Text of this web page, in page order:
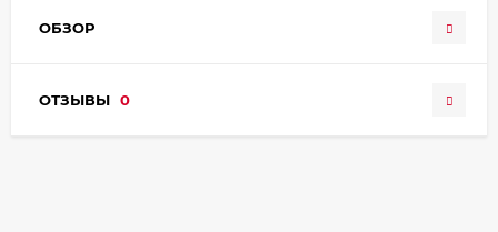
ОБЗОР
ОТЗЫВЫ 0